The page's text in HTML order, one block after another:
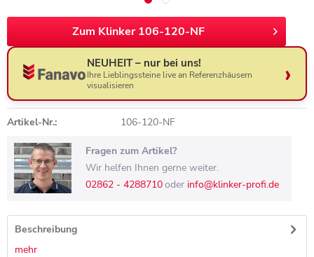
Zum Klinker 106-120-NF
NEUHEIT – nur bei uns!
Ihre Lieblingssteine live an Referenzhäusern
visualisieren
Artikel-Nr.: 106-120-NF
Fragen zum Artikel?
Wir helfen Ihnen gerne weiter.
02862 - 4288710oder info@klinker-profi.de
Beschreibung
mehr